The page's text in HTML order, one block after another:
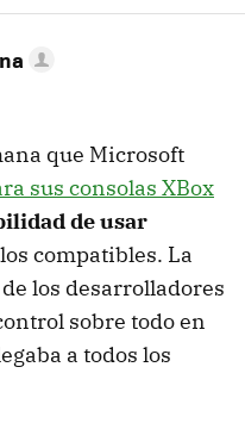
que Microsoft
sus consolas XBox
de usar
compatibles. La
los desarrolladores
sobre todo en
a todos los